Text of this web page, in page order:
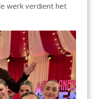
werk verdient het